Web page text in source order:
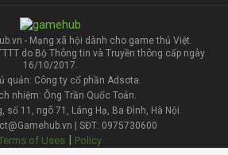
- Mạng xã hội dành cho game thủ Việt.
do Bộ Thông tin và Truyền thông cấp ngày
16/10/2017.
quản: Công ty cổ phần Adsota.
nhiệm: Ông Trần Quốc Toản.
số 11, ngõ 71, Láng Hạ, Ba Đình, Hà Nội.
| SĐT: 0975730600
of Uses | Policy